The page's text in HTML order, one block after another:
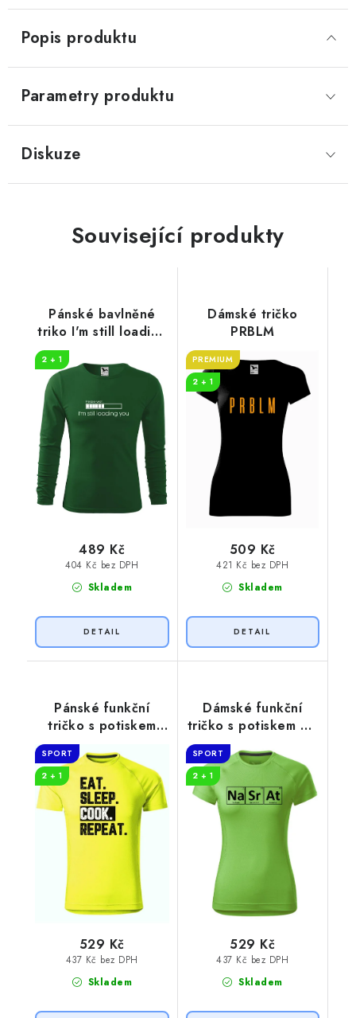
Popis produktu
Parametry produktu
Diskuze
Související produkty
Pánské bavlněné
triko I'm still loading
2 + 1
Skladem
404 Kč bez DPH
489 Kč
Dámské tričko
PRBLM
PREMIUM
2 + 1
Skladem
421 Kč bez DPH
509 Kč
Pánské funkční
tričko s potiskem
SPORT
2 + 1
Skladem
437 Kč bez DPH
529 Kč
Dámské funkční
tričko s potiskem Na
SPORT
2 + 1
Skladem
437 Kč bez DPH
529 Kč